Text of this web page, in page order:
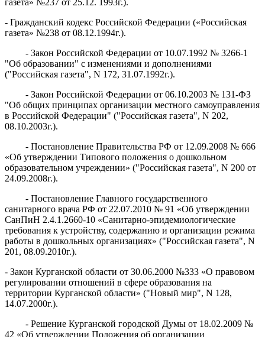
- Гражданский кодекс Российской Федерации («Российская
газета» №238 от 08.12.1994г.).
- Закон Российской Федерации от 10.07.1992 № 3266-1
"Об образовании" с изменениями и дополнениями
("Российская газета", N 172, 31.07.1992г.).
- Закон Российской Федерации от 06.10.2003 № 131-ФЗ
"Об общих принципах организации местного самоуправления
в Российской Федерации" ("Российская газета", N 202,
08.10.2003г.).
- Постановление Правительства РФ от 12.09.2008 № 666
«Об утверждении Типового положения о дошкольном
образовательном учреждении» ("Российская газета", N 200 от
24.09.2008г.).
- Постановление Главного государственного
санитарного врача РФ от 22.07.2010 № 91 «Об утверждении
СанПиН 2.4.1.2660-10 «Санитарно-эпидемиологические
требования к устройству, содержанию и организации режима
работы в дошкольных организациях» ("Российская газета", N
201, 08.09.2010г.).
- Закон Курганской области от 30.06.2000 №333 «О правовом
регулировании отношений в сфере образования на
территории Курганской области» ("Новый мир", N 128,
14.07.2000г.).
- Решение Курганской городской Думы от 18.02.2009 №
42 «Об утверждении Положения об организации